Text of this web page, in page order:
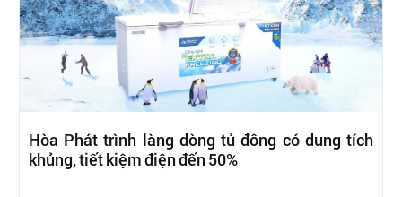
Hòa Phát trình làng dòng tủ đông có dung tích
khủng, tiết kiệm điện đến 50%